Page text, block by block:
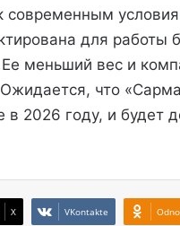
современным
для работы
меньший вес и
что
2026 году, и будет
X VKontakte